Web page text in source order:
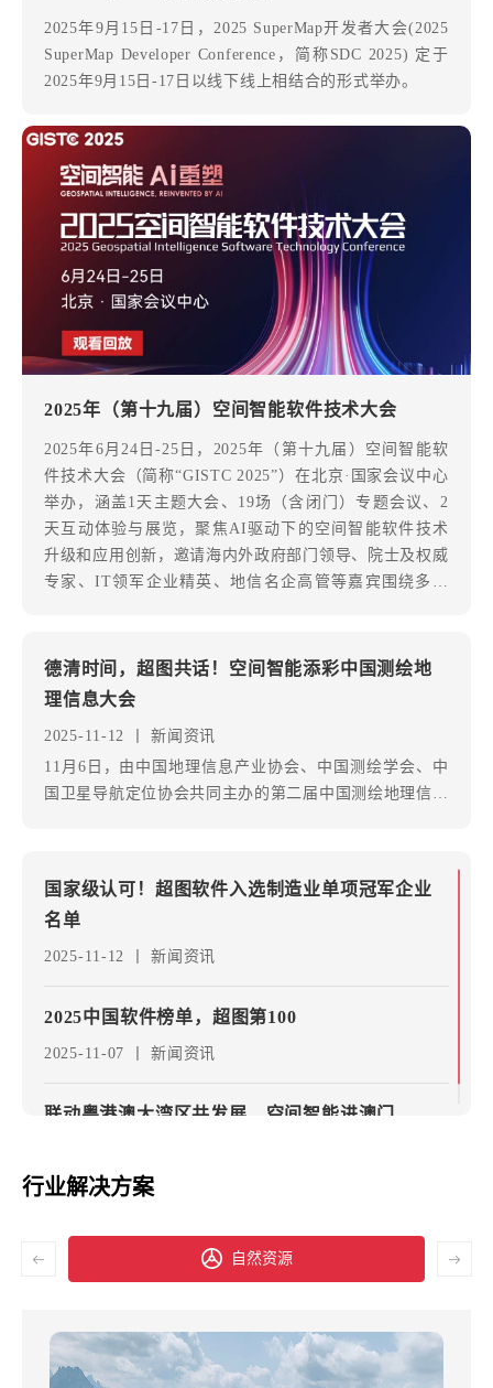
2025年9月15日-17日，2025 SuperMap开发者大会(2025
SuperMap Developer Conference，简称SDC 2025) 定于
2025年9月15日-17日以线下线上相结合的形式举办。
2025年（第十九届）空间智能软件技术大会
​2025年6月24日-25日，2025年（第十九届）空间智能软
件技术大会（简称“GISTC 2025”）在北京·国家会议中心
举办，涵盖1天主题大会、19场（含闭门）专题会议、2
天互动体验与展览，聚焦AI驱动下的空间智能软件技术
升级和应用创新，邀请海内外政府部门领导、院士及权威
专家、IT领军企业精英、地信名企高管等嘉宾围绕多个
德清时间，超图共话！空间智能添彩中国测绘地
理信息大会
2025-11-12 丨新闻资讯
11月6日，由中国地理信息产业协会、中国测绘学会、中
国卫星导航定位协会共同主办的第二届中国测绘地理信息
科技自主创新、自立自强的时代强音。超图软件深度参与
多项议程，聚焦数智融合技术热点，全面展示了空间智能
软件的多元应用。
国家级认可！超图软件入选制造业单项冠军企业
名单
2025-11-12 丨新闻资讯
2025中国软件榜单，超图第100
2025-11-07 丨新闻资讯
联动粤港澳大湾区共发展，空间智能进澳门
数字化转型
2025-11-05
关于“第一届全国优秀国土空间规划奖” 拟推荐项
目的公示
行业解决方案
勘测规划设计